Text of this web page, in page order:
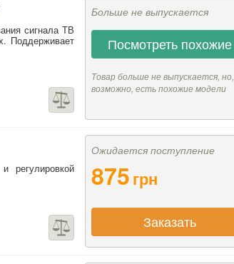
сигнала ТВ
Поддерживает
Больше не выпускается
Посмотреть похожие
Товар больше не выпускается, но,
возможно, есть похожие модели
регулировкой
Ожидается поступление
875грн
Заказать